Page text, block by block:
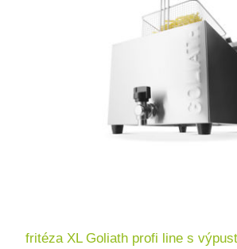
fritéza XL Goliath profi line s